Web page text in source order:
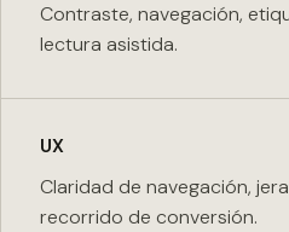
Contraste, navegación,
lectura asistida.
UX
Claridad de navegación,
recorrido de conversión.